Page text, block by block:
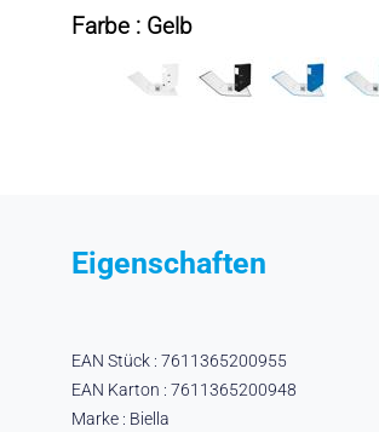
Farbe : Gelb
Eigenschaften
EAN Stück : 7611365200955
EAN Karton : 7611365200948
Marke : Biella